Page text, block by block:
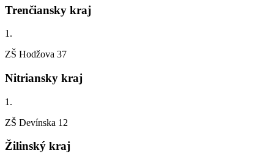
Trenčiansky kraj
1.
ZŠ Hodžova 37
Nitriansky kraj
1.
ZŠ Devínska 12
Žilinský kraj